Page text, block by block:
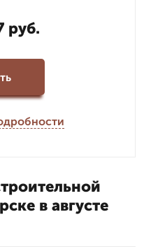
руб.
в августе